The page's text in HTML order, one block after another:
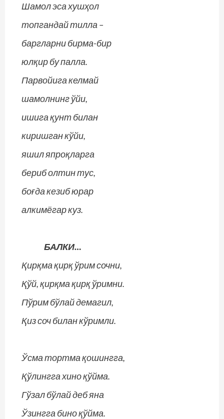
Шамол эса хушҳол
топгандай тилла –
баргларни бирма-бир
юлқир бу палла.
Парвойига келмай
шамолнинг ўйи,
ишига қунт билан
киришган кўйи,
яшил япроқларга
бериб олтин тус,
боғда кезиб юрар
алкимёгар куз.
БАЛКИ…
Қирқма қирқ ўрим сочни,
Қўй, қирқма қирқ ўримни.
Пўрим бўлай демагил,
Қиз соч билан кўримли.
Ўсма тортма қошингга,
Қўлингга хино қўйма.
Гўзал бўлай деб яна
Ўзингга бино қўйма.